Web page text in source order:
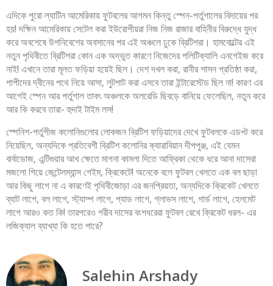
এদিকে পুরো ল্যাটিন আমেরিকায় ফুটবলের আগমন কিন্তু স্পেন-পর্তুগালের বিদায়ের পর
হয়! দক্ষিন আমেরিকায় সেটেল করা ইউরোপীয়রা নিজ নিজ রাজার বাহিনীর বিরুদ্ধে যুদ্ধ
করে অবশেষে উপনিবেশের অবসানের পর এই অঞ্চলে ঢুকে ব্রিটিশরা। হামবোল্টের এই
নতুন পৃথিবীতে ব্রিটিশরা কোন এক অদ্ভুত কারণে নিজেদের পলিটিক্যালি এনগেইজ করে
নাই! এখানে তারা মূলত ফড়িয়া হয়েই ছিল। দেশ দখল করা, রানীর শাসন প্রতিষ্ঠা করা,
পাপীদের দ্বীনের পথে নিয়ে আসা, লুটপাট করা এসবে তারা ইন্টারেস্টেড ছিল না! কারণ এর
আগেই স্পেন আর পর্তুগাল তাবৎ অঞ্চলকে অলরেডি ছিবড়ে বানিয়ে ফেলেছিল, নতুন করে
আর কি করবে তারা- হুদাই টাইম লস!
স্পেনিশ-পর্তুগীজ কলোনিগুলোর লোকজন ব্রিটিশ ফড়িয়াদের দেখে ফুটবলকে এডপ্ট করে
নিয়েছিল, অন্যদিকে প্রতিবেশী ব্রিটিশ কলোনির ক্যারাবিয়ান দীপপুঞ্জ, এই যেমন
বার্বাডোজ, এন্টিগুয়ার আখ ক্ষেতে মাগনা কামলা দিতে আফ্রিকা থেকে ধরে আনা দাসেরা
মজলো গিয়ে জেন্টেলম্যান্স গেইম, ক্রিকেটে! অনেকে বলে ফুটবল খেলতে এক বল ছাড়া
আর কিছু লাগে না এ কারণেই পৃথিবীজোড়া এর জনপ্রিয়তা, অন্যদিকে ক্রিকেট খেলতে
ব্যাট লাগে, বল লাগে, স্ট্যাম্প লাগে, প্যাড লাগে, গ্লাভস লাগে, গার্ড লাগে, হেলমেট
লাগে আরও কত কি! তারপরেও গরীব দাসের বংশধরেরা ফুটবল রেখে ক্রিকেট ধরল- এর
লজিক্যাল ব্যাখ্যা কি হতে পারে?
Salehin Arshady